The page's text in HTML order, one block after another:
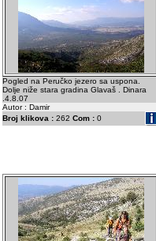
Pogled na Peručko jezero sa uspona.
Dolje niže stara gradina Glavaš . Dinara
.4.8.07
Autor : Damir
Broj klikova : 262 Com : 0